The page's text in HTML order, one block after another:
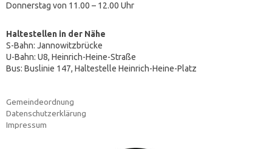
Donnerstag von 11.00 – 12.00 Uhr
Haltestellen in der Nähe
S-Bahn: Jannowitzbrücke
U-Bahn: U8, Heinrich-Heine-Straße
Bus: Buslinie 147, Haltestelle Heinrich-Heine-Platz
Gemeindeordnung
Datenschutzerklärung
Impressum